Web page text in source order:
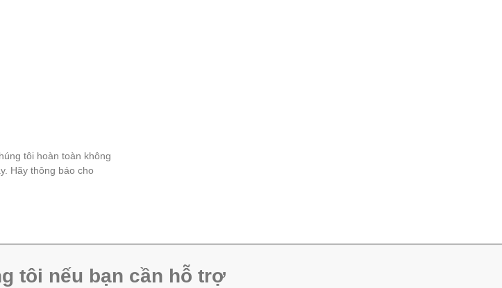
tôi hoàn toàn không
Hãy thông báo cho
tôi nếu bạn cần hỗ trợ